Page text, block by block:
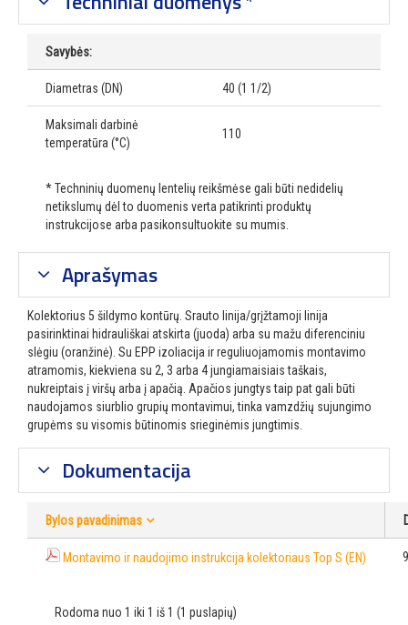
Savybės:
Diametras (DN) 40 (1 1/2)
Maksimali darbinė
temperatūra (°C)
110
* Techninių duomenų lentelių reikšmėse gali būti nedidelių
netikslumų dėl to duomenis verta patikrinti produktų
instrukcijose arba pasikonsultuokite su mumis.
Aprašymas
Kolektorius 5 šildymo kontūrų. Srauto linija/grįžtamoji linija
pasirinktinai hidrauliškai atskirta (juoda) arba su mažu diferenciniu
slėgiu (oranžinė). Su EPP izoliacija ir reguliuojamomis montavimo
atramomis, kiekviena su 2, 3 arba 4 jungiamaisiais taškais,
nukreiptais į viršų arba į apačią. Apačios jungtys taip pat gali būti
naudojamos siurblio grupių montavimui, tinka vamzdžių sujungimo
grupėms su visomis būtinomis srieginėmis jungtimis.
Dokumentacija
Bylos pavadinimas
Montavimo ir naudojimo instrukcija kolektoriaus Top S (EN)
Rodoma nuo 1 iki 1 iš 1 (1 puslapių)